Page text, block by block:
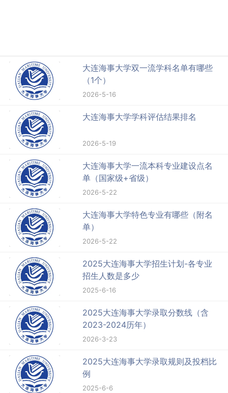
大连海事大学双一流学科名单有哪些
（1个）
2026-5-16
大连海事大学学科评估结果排名
2026-5-19
大连海事大学一流本科专业建设点名
单（国家级+省级）
2026-5-22
大连海事大学特色专业有哪些（附名
单）
2026-5-22
2025大连海事大学招生计划-各专业
招生人数是多少
2025-6-16
2025大连海事大学录取分数线（含
2023-2024历年）
2026-3-23
2025大连海事大学录取规则及投档比
例
2025-6-6